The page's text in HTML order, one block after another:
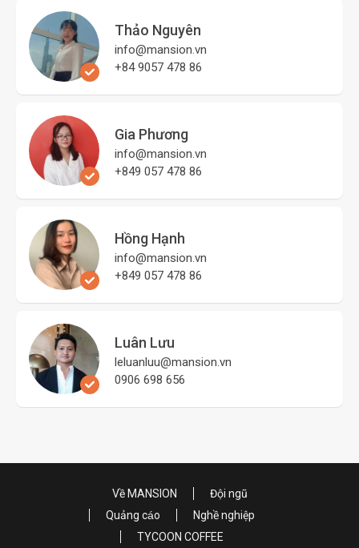
Thảo Nguyên
info@mansion.vn
+84 9057 478 86
Gia Phương
info@mansion.vn
+849 057 478 86
Hồng Hạnh
info@mansion.vn
+849 057 478 86
Luân Lưu
leluanluu@mansion.vn
0906 698 656
Về MANSION
Đội ngũ
Quảng cáo
Nghề nghiệp
TYCOON COFFEE